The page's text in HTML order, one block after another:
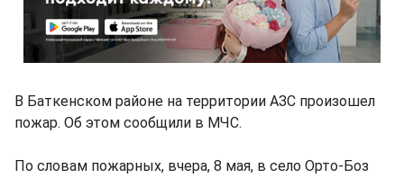
В Баткенском районе на территории АЗС произошел
пожар. Об этом сообщили в МЧС.
По словам пожарных, вчера, 8 мая, в село Орто-Боз